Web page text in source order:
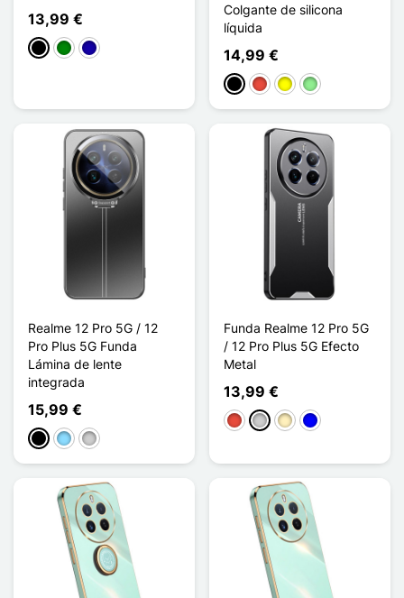
13,99 €
NegroVerdeAzul oscuro
Colgante de silicona
líquida
14,99 €
NegroRojoAmarilloVerde claro
Realme 12 Pro 5G / 12
Pro Plus 5G Funda
Lámina de lente
integrada
15,99 €
NegroAzul claro
Plata
Funda Realme 12 Pro 5G
/ 12 Pro Plus 5G Efecto
Metal
13,99 €
RojoPlataOro Azul